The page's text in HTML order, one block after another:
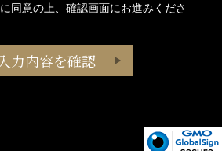
に同意の上、確認画面にお進みくださ